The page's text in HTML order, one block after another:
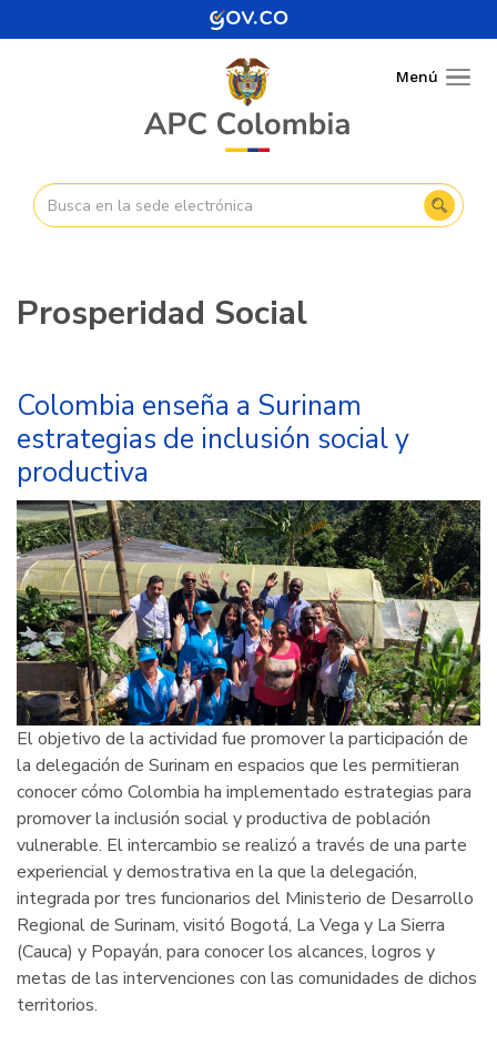
al
Menú
Prosperidad Social
Colombia enseña a Surinam
estrategias de inclusión social y
productiva
El objetivo de la actividad fue promover la participación de
la delegación de Surinam en espacios que les permitieran
conocer cómo Colombia ha implementado estrategias para
promover la inclusión social y productiva de población
vulnerable. El intercambio se realizó a través de una parte
experiencial y demostrativa en la que la delegación,
integrada por tres funcionarios del Ministerio de Desarrollo
Regional de Surinam, visitó Bogotá, La Vega y La Sierra
(Cauca) y Popayán, para conocer los alcances, logros y
metas de las intervenciones con las comunidades de dichos
territorios.